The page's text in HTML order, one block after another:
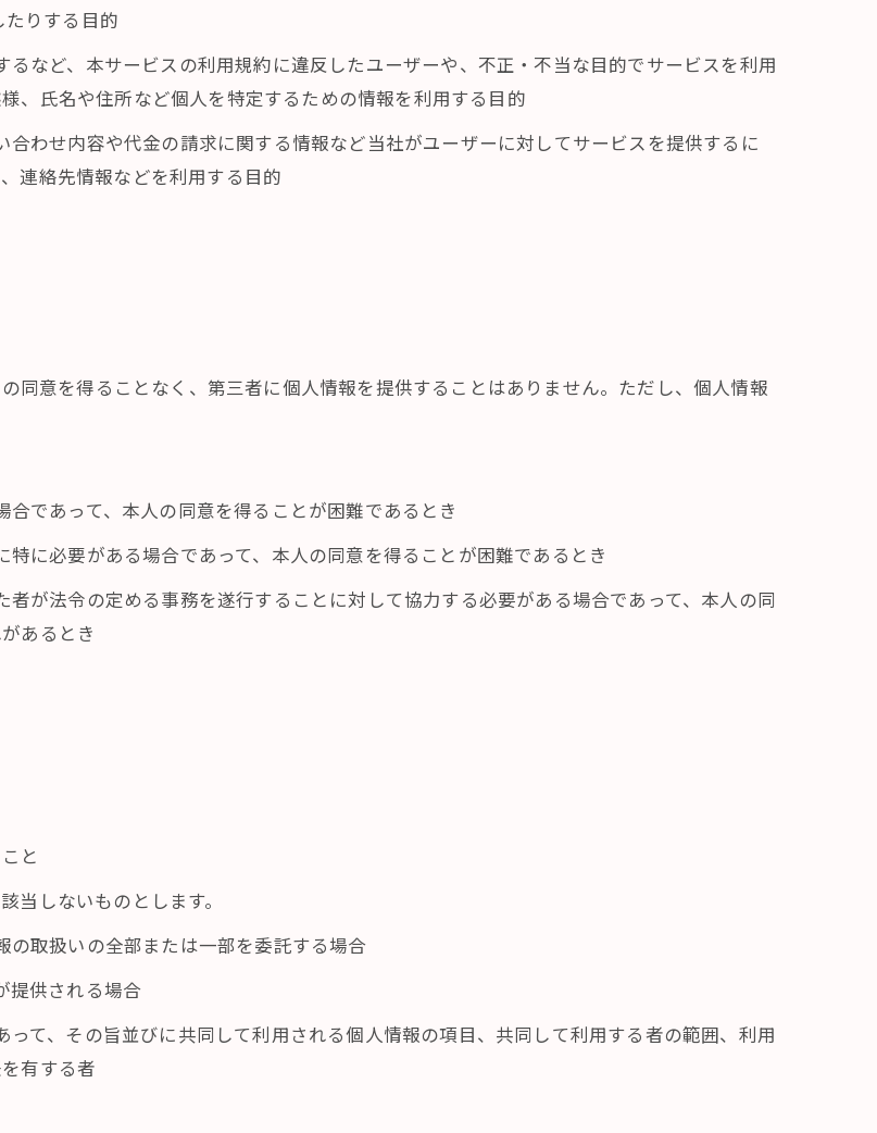
りする目的
など、本サービスの利用規約に違反したユーザーや、不正・不当な目的でサービスを利用
、氏名や住所など個人を特定するための情報を利用する目的
わせ内容や代金の請求に関する情報など当社がユーザーに対してサービスを提供するに
連絡先情報などを利用する目的
同意を得ることなく、第三者に個人情報を提供することはありません。ただし、個人情報
であって、本人の同意を得ることが困難であるとき
に必要がある場合であって、本人の同意を得ることが困難であるとき
が法令の定める事務を遂行することに対して協力する必要がある場合であって、本人の同
あるとき
と
当しないものとします。
取扱いの全部または一部を委託する場合
提供される場合
て、その旨並びに共同して利用される個人情報の項目、共同して利用する者の範囲、利用
有する者